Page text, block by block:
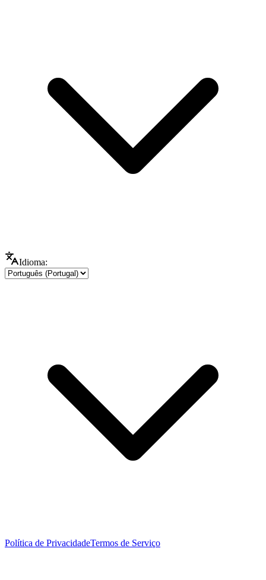
Idioma:
Política de PrivacidadeTermos de Serviço